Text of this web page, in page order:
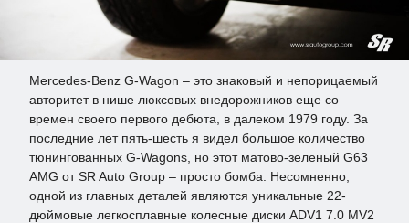
Mercedes-Benz G-Wagon – это знаковый и непорицаемый
авторитет в нише люксовых внедорожников еще со
времен своего первого дебюта, в далеком 1979 году. За
последние лет пять-шесть я видел большое количество
тюнингованных G-Wagons, но этот матово-зеленый G63
AMG от SR Auto Group – просто бомба. Несомненно,
одной из главных деталей являются уникальные 22-
дюймовые легкосплавные колесные диски ADV1 7.0 MV2